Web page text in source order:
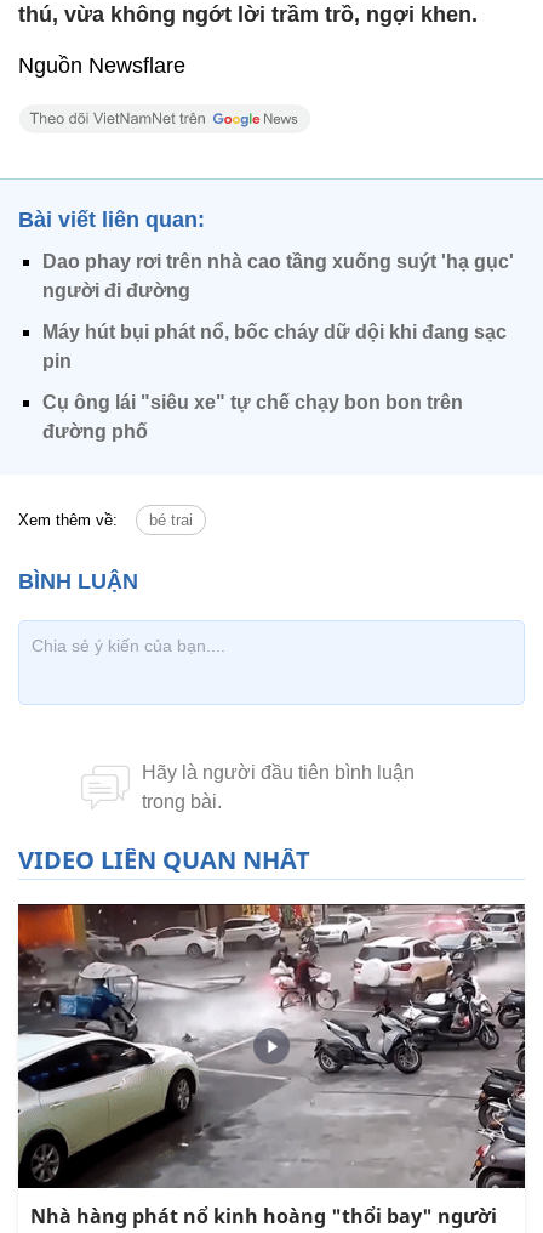
thú, vừa không ngớt lời trầm trồ, ngợi khen.
Nguồn Newsflare
Bài viết liên quan:
Dao phay rơi trên nhà cao tầng xuống suýt 'hạ gục'
người đi đường
Máy hút bụi phát nổ, bốc cháy dữ dội khi đang sạc
pin
Cụ ông lái "siêu xe" tự chế chạy bon bon trên
đường phố
Xem thêm về: bé trai
VIDEO LIÊN QUAN NHẤT
Nhà hàng phát nổ kinh hoàng "thổi bay" người